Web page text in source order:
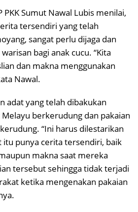
PKK Sumut Nawal Lubis menilai,
tersendiri yang telah
sangat perlu dijaga dan
bagi anak cucu. “Kita
dan makna menggunakan
Nawal.
adat yang telah dibakukan
berkerudung dan pakaian
“Ini harus dilestarikan
itu punya cerita tersendiri, baik
makna saat mereka
tersebut sehingga tidak terjadi
ketika mengenakan pakaian